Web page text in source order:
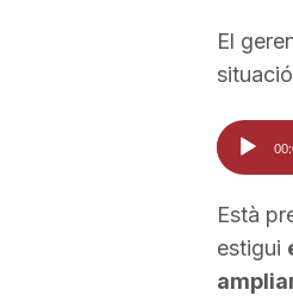
El
d'àudio
Està
estigui